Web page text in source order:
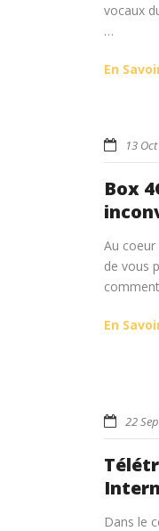
vocaux
…
En
13
Box
Au
de vous
En
22
Dans le